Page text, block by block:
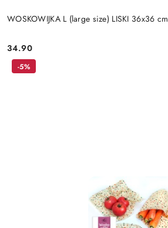
WOSKOWIJKA L (large size) LISKI 36x36 cm
Cena:
34.90
-5%